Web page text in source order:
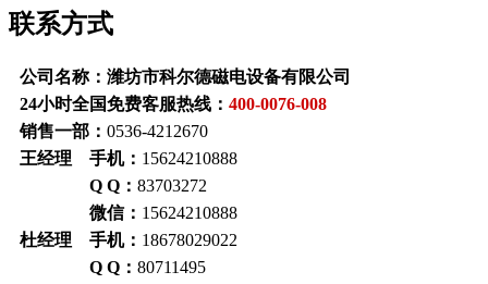
联系方式
公司名称：潍坊市科尔德磁电设备有限公司
24小时全国免费客服热线： 400-0076-008
销售一部： 0536-4212670
王经理 手机： 15624210888
Q Q： 83703272
微信： 15624210888
杜经理 手机： 18678029022
Q Q： 80711495